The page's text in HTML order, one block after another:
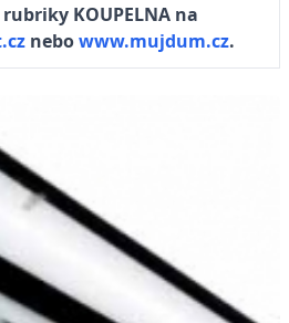
KOUPELNA na
nebowww.mujdum.cz.